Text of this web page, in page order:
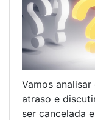
Vamos
atraso e
ser cancelada